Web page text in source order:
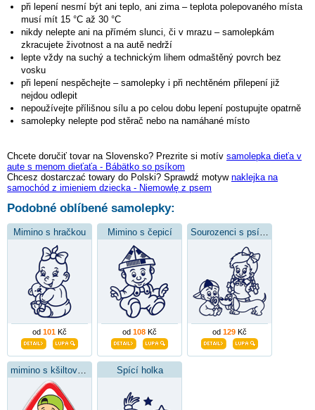
při lepení nesmí být ani teplo, ani zima – teplota polepovaného místa
musí mít 15 °C až 30 °C
nikdy nelepte ani na přímém slunci, či v mrazu – samolepkám
zkracujete životnost a na autě nedrží
lepte vždy na suchý a technickým lihem odmaštěný povrch bez
vosku
při lepení nespěchejte – samolepky i při nechtěném přilepení již
nejdou odlepit
nepoužívejte přílišnou sílu a po celou dobu lepení postupujte opatrně
samolepky nelepte pod stěrač nebo na namáhané místo
Chcete doručiť tovar na Slovensko? Prezrite si motív samolepka dieťa v
aute s menom dieťaťa - Bábätko so psíkom
Chcesz dostarczać towary do Polski? Sprawdź motyw naklejka na
samochód z imieniem dziecka - Niemowlę z psem
Podobné oblíbené samolepky:
Mimino s hračkou
od 101 Kč
Mimino s čepicí
od 108 Kč od 129 Kč
Spící holka